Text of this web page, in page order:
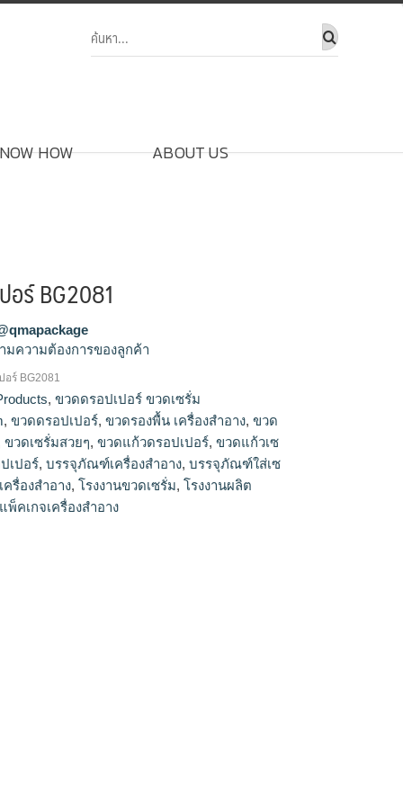
HOW ABOUT US
อร์ BG2081
ความต้องการของลูกค้า
วดแก้วเซรั่ม, ดรอปเปอร์, บรรจุภัณฑ์ใส่เซรั่ม,
ม, ขวดใส่เซรั่ม, ขวดดรอปเปอร์, ขวดเซรั่ม, บีบ
วดserum, โรงงานขวดเซรั่ม, ขวดเซรั่ม15ml,
ง, บรรจุภัณฑ์เครื่องสำอาง, แพ็คเกจเครื่อง
เครื่องสำอาง, โรงงานผลิตเครื่องสำอาง
ร์ BG2081
,ขวดดรอปเปอร์ ขวดเซรั่ม
,ขวดดรอปเปอร์,ขวดรองพื้น เครื่องสำอาง,ขวด
ขวดเซรั่มสวยๆ,ขวดแก้วดรอปเปอร์,ขวดแก้วเซ
เปอร์,บรรจุภัณฑ์เครื่องสำอาง,บรรจุภัณฑ์ใส่เซ
ครื่องสำอาง,โรงงานขวดเซรั่ม,โรงงานผลิต
พ็คเกจเครื่องสำอาง